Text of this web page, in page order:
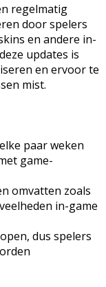
regelmatig
door spelers
en andere in-
updates is
en ervoor te
mist.
paar weken
game-
omvatten zoals
in-game
dus spelers